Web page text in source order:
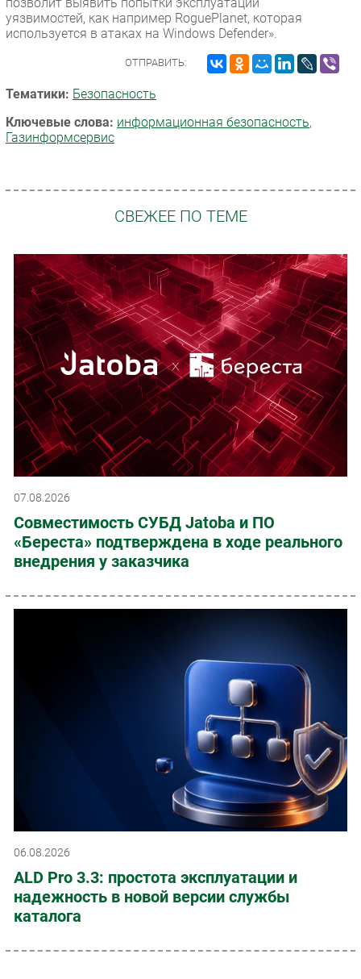
уязвимостей, как например RoguePlanet, которая
используется в атаках на Windows Defender».
ОТПРАВИТЬ:
Тематики: Безопасность
Ключевые слова: информационная безопасность,
Газинформсервис
СВЕЖЕЕ ПО ТЕМЕ
07.08.2026
Совместимость СУБД Jatoba и ПО
«Береста» подтверждена в ходе реального
внедрения у заказчика
06.08.2026
ALD Pro 3.3: простота эксплуатации и
надежность в новой версии службы
каталога